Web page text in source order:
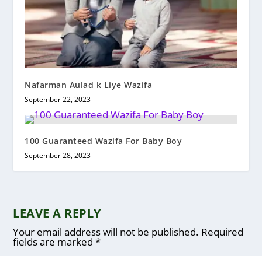
Nafarman Aulad k Liye Wazifa
September 22, 2023
100 Guaranteed Wazifa For Baby Boy
September 28, 2023
LEAVE A REPLY
Your email address will not be published. Required
fields are marked*